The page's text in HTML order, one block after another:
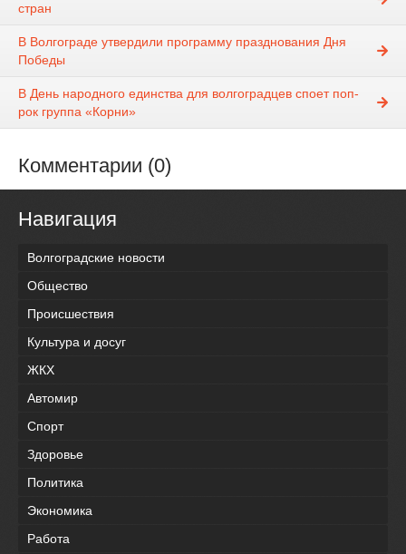
стран
В Волгограде утвердили программу празднования Дня
Победы
В День народного единства для волгоградцев споет поп-
рок группа «Корни»
Комментарии (0)
Навигация
Волгоградские новости
Общество
Происшествия
Культура и досуг
ЖКХ
Автомир
Спорт
Здоровье
Политика
Экономика
Работа